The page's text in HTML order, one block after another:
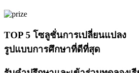
TOP 5 โซลูชั่นการเปลี่ยนแปลง
รูปแบบการศึกษาที่ดีที่สุด